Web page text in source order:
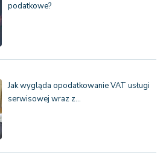
podatkowe?
Jak wygląda opodatkowanie VAT usługi
serwisowej wraz z…